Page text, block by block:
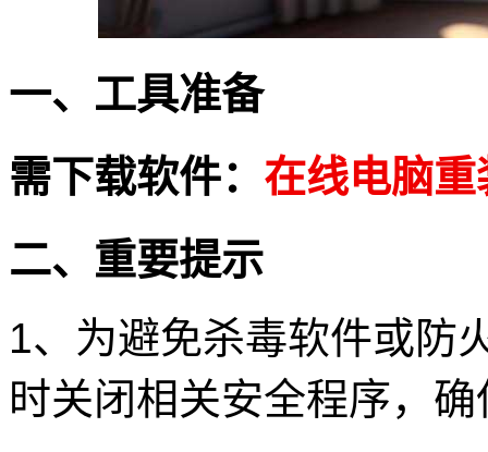
一、工具准备
需下载软件： 在线电脑
二、重要提示
1、为避免杀毒软件或防
时关闭相关安全程序，